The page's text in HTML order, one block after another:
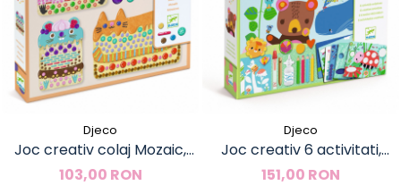
Djeco
Joc creativ colaj Mozaic,
Djeco
103,00 RON
Djeco
Joc creativ 6 activitati,
Djeco
151,00 RON